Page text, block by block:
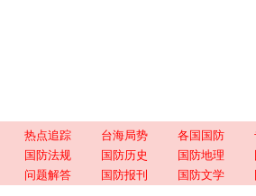
热点追踪 台海局势 各国国防
国防法规 国防历史 国防地理
问题解答 国防报刊 国防文学